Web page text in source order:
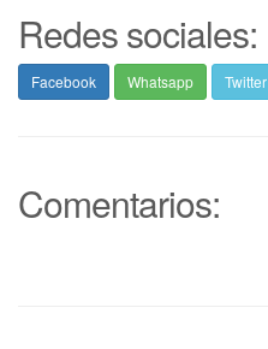
Redes sociales:
Facebook Whatsapp Twitter
Comentarios: